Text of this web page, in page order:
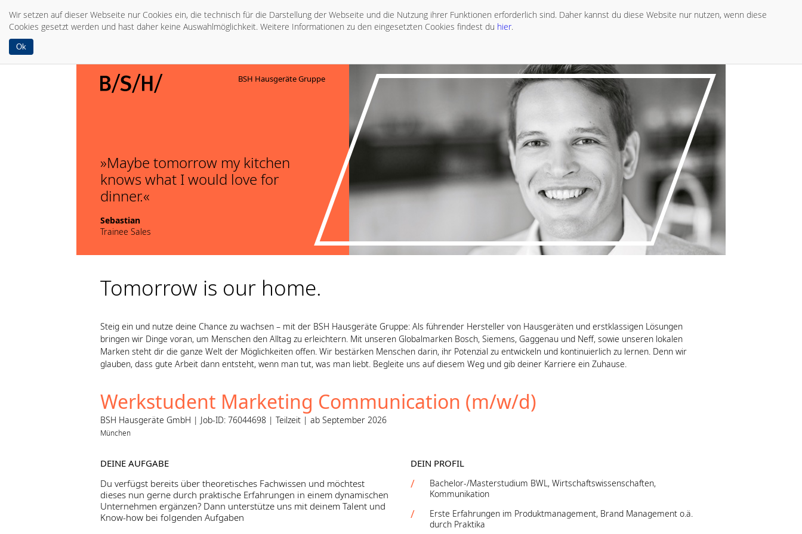
Wir setzen auf dieser Webseite nur Cookies ein, die technisch für die Darstellung der Webseite und die Nutzung ihrer Funktionen erforderlich sind. Daher kannst du diese Website nur nutzen, wenn diese
Cookies gesetzt werden und hast daher keine Auswahlmöglichkeit. Weitere Informationen zu den eingesetzten Cookies findest du hier.
Ok
BSH Hausgeräte Gruppe
Maybe tomorrow my kitchen
knows what I would love for
dinner.
Sebastian
Trainee Sales
Tomorrow is our home.
Steig ein und nutze deine Chance zu wachsen – mit der BSH Hausgeräte Gruppe: Als führender Hersteller von Hausgeräten und erstklassigen Lösungen
bringen wir Dinge voran, um Menschen den Alltag zu erleichtern. Mit unseren Globalmarken Bosch, Siemens, Gaggenau und Neff, sowie unseren lokalen
Marken steht dir die ganze Welt der Möglichkeiten offen. Wir bestärken Menschen darin, ihr Potenzial zu entwickeln und kontinuierlich zu lernen. Denn wir
glauben, dass gute Arbeit dann entsteht, wenn man tut, was man liebt. Begleite uns auf diesem Weg und gib deiner Karriere ein Zuhause.
Werkstudent Marketing Communication (m/w/d)
BSH Hausgeräte GmbH | Job-ID: 76044698 | Teilzeit | ab September 2026
München
DEINE AUFGABE
Du verfügst bereits über theoretisches Fachwissen und möchtest
dieses nun gerne durch praktische Erfahrungen in einem dynamischen
Unternehmen ergänzen? Dann unterstütze uns mit deinem Talent und
Know-how bei folgenden Aufgaben
DEIN PROFIL
Bachelor-/Masterstudium BWL, Wirtschaftswissenschaften,
Kommunikation
Erste Erfahrungen im Produktmanagement, Brand Management o.ä.
durch Praktika